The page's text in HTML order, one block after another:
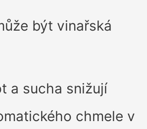
být vinařská
a sucha snižují
chmele v